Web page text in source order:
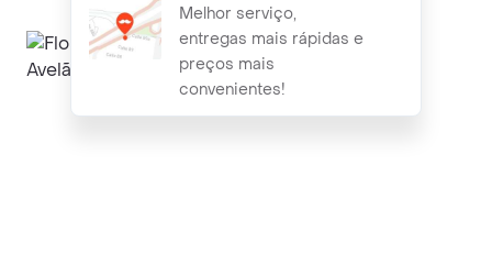
Melhor serviço,
entregas mais rápidas e
preços mais
convenientes!